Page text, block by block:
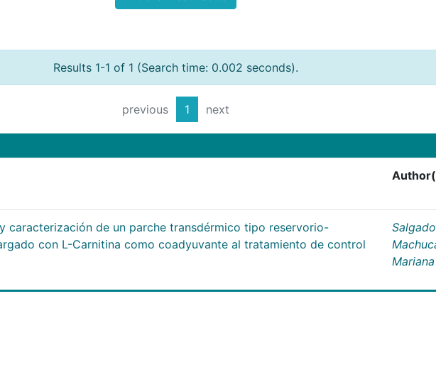
Results 1-1 of 1 (Search time: 0.002 seconds).
previous 1 next
caracterización de un parche transdérmico tipo reservorio-
con L-Carnitina como coadyuvante al tratamiento de control
Salgado
Mariana